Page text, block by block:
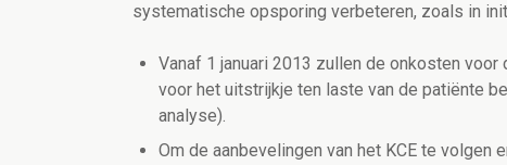
systematische opsporing verbeteren, zoals in
Vanaf 1 januari 2013 zullen de onkosten
voor het uitstrijkje ten laste van de patiënte
analyse).
Om de aanbevelingen van het KCE te volgen